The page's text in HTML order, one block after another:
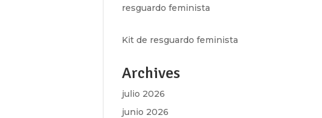
resguardo feminista
Kit de resguardo feminista
Archives
julio 2026
junio 2026